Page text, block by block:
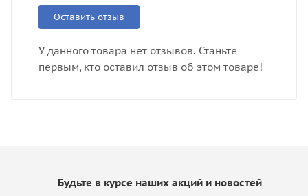
Оставить отзыв
У данного товара нет отзывов. Станьте
первым, кто оставил отзыв об этом товаре!
Будьте в курсе наших акций и новостей